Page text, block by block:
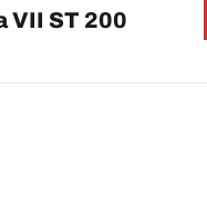
VII ST 200